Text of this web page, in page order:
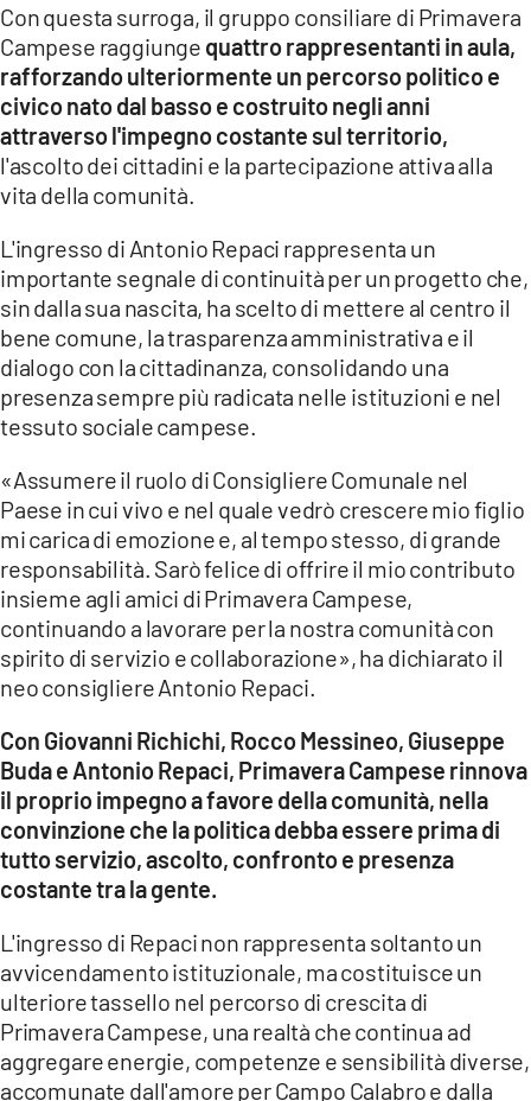
LACONAIR.IT
LACITYMAG.IT
ILREGGINO.IT
COSENZACHANNEL.IT
CATANZAROCHANNEL.IT
LACAPITALENEWS.IT
App
APPLE
Con questa surroga, il gruppo consiliare di Primavera
Campese raggiunge quattro rappresentanti in aula,
rafforzando ulteriormente un percorso politico e
civico nato dal basso e costruito negli anni
attraverso l'impegno costante sul territorio,
l'ascolto dei cittadini e la partecipazione attiva alla
vita della comunità.
L'ingresso di Antonio Repaci rappresenta un
importante segnale di continuità per un progetto che,
sin dalla sua nascita, ha scelto di mettere al centro il
bene comune, la trasparenza amministrativa e il
dialogo con la cittadinanza, consolidando una
presenza sempre più radicata nelle istituzioni e nel
tessuto sociale campese.
«Assumere il ruolo di Consigliere Comunale nel
Paese in cui vivo e nel quale vedrò crescere mio figlio
mi carica di emozione e, al tempo stesso, di grande
responsabilità. Sarò felice di offrire il mio contributo
insieme agli amici di Primavera Campese,
continuando a lavorare per la nostra comunità con
spirito di servizio e collaborazione», ha dichiarato il
neo consigliere Antonio Repaci.
Con Giovanni Richichi, Rocco Messineo, Giuseppe
Buda e Antonio Repaci, Primavera Campese rinnova
il proprio impegno a favore della comunità, nella
convinzione che la politica debba essere prima di
tutto servizio, ascolto, confronto e presenza
costante tra la gente.
L'ingresso di Repaci non rappresenta soltanto un
avvicendamento istituzionale, ma costituisce un
ulteriore tassello nel percorso di crescita di
Primavera Campese, una realtà che continua ad
aggregare energie, competenze e sensibilità diverse,
accomunate dall'amore per Campo Calabro e dalla